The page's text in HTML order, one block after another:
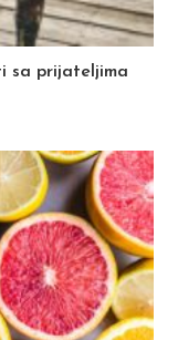
sa prijateljima